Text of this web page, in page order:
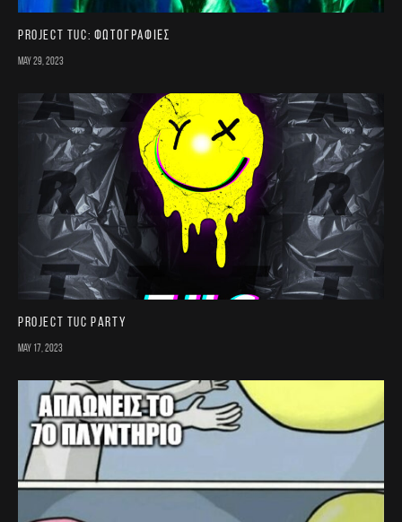
Project TUC: Φωτογραφίες
May 29, 2023
Project TUC Party
May 17, 2023